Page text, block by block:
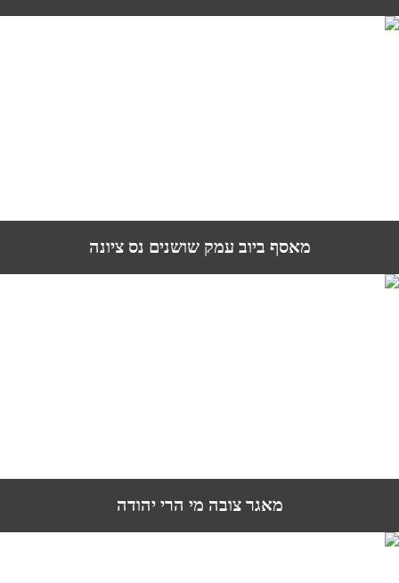
מאסף ביוב עמק שושנים נס ציונה
מאגר צובה מי הרי יהודה